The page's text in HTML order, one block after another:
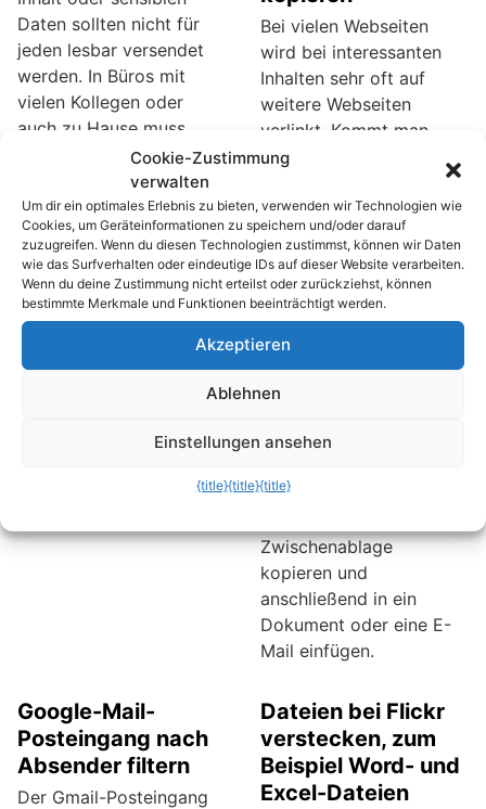
Daten sollten nicht für
jeden lesbar versendet
werden. In Büros mit
vielen Kollegen oder
auch zu Hause muss
nicht jeder jede
Nachricht lesen können.
Im Web gibt es eine
Menge Programme und
Anleitungen zur
Absicherung der
elektronischen Post. Für
das Browser basierende
Google Mail (GMail) gibt
Nachrichten mit nur zwei
Verschlüsselung sichert.
Bei vielen Webseiten
wird bei interessanten
Inhalten sehr oft auf
weitere Webseiten
verlinkt. Kommt man
zeitlich nicht dazu alle
kann man die
betreffende Webseite als
Lesezeichen speichern.
Manchmal ist es aber
vorteilhafter, die
weiterführenden Links zu
notieren. Damit das nicht
in zuviel Schreibarbeit
einem Add-On alle auf
befindlichen URL´s auf
Zwischenablage
kopieren und
anschließend in ein
Dokument oder eine E-
Mail einfügen.
Google-Mail-
Posteingang nach
Absender filtern
Der Gmail-Posteingang
Dateien bei Flickr
verstecken, zum
Beispiel Word- und
Excel-Dateien
Cookie-Zustimmung
verwalten
Um dir ein optimales Erlebnis zu bieten, verwenden wir Technologien wie
Cookies, um Geräteinformationen zu speichern und/oder darauf
zuzugreifen. Wenn du diesen Technologien zustimmst, können wir Daten
wie das Surfverhalten oder eindeutige IDs auf dieser Website verarbeiten.
Wenn du deine Zustimmung nicht erteilst oder zurückziehst, können
bestimmte Merkmale und Funktionen beeinträchtigt werden.
Akzeptieren
Ablehnen
Einstellungen ansehen
{title}{title}{title}